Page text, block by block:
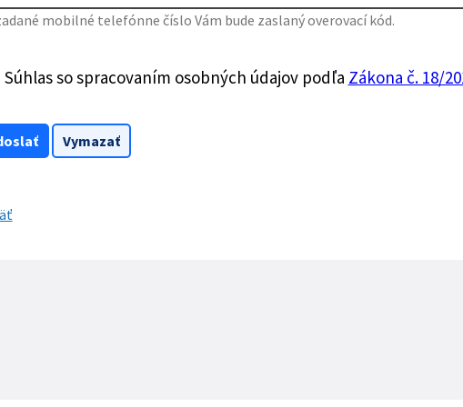
mobilné telefónne číslo Vám bude zaslaný overovací kód.
Súhlas so spracovaním osobných údajov podľa Zákona č. 18/